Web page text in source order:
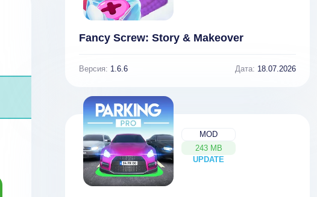
Fancy Screw: Story & Makeover
Версия: 1.6.6 Дата: 18.07.2026
MOD
243 MB
UPDATE
NEW